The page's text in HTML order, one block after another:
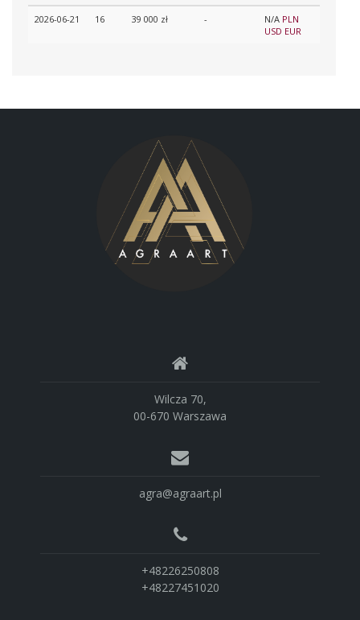
2026-06-21 16 39 000 zł - N/A PLN
USD EUR
Wilcza 70,
00-670 Warszawa
agra@agraart.pl
+48226250808
+48227451020